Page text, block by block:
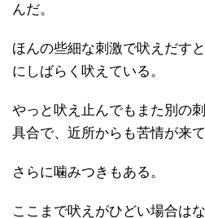
んだ。
ほんの些細な刺激で吠えだす
にしばらく吠えている。
やっと吠え止んでもまた別の
具合で、近所からも苦情が来て
さらに噛みつきもある。
ここまで吠えがひどい場合は